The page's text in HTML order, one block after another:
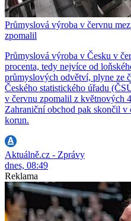
Průmyslová výroba v červnu
zpomalil
Průmyslová výroba v Česku v
procenta, tedy nejvíce od
průmyslových odvětví, plyne ze
Českého statistického úřadu
v červnu zpomalil z květnových
Zahraniční obchod pak skončil
korun.
Aktuálně.cz - Zprávy
dnes, 08:49
Reklama